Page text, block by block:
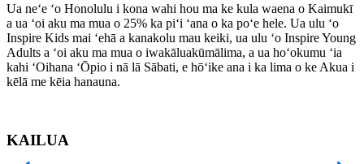
Ua neʻe ʻo Honolulu i kona wahi hou ma ke kula waena o Kaimukī
a ua ʻoi aku ma mua o 25% ka piʻi ʻana o ka poʻe hele. Ua ulu ʻo
Inspire Kids mai ʻehā a kanakolu mau keiki, ua ulu ʻo Inspire Young
Adults a ʻoi aku ma mua o iwakāluakūmālima, a ua hoʻokumu ʻia
kahi ʻOihana ʻŌpio i nā lā Sābati, e hōʻike ana i ka lima o ke Akua i
kēlā me kēia hanauna.
KAILUA